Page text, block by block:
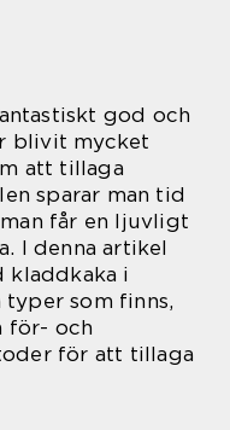
god och
blivit mycket
att tillaga
sparar man tid
får en ljuvligt
I denna artikel
kladdkaka i
som finns,
för- och
för att tillaga